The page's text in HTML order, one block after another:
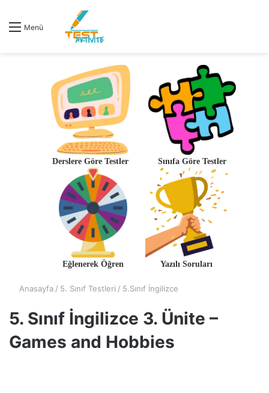
Menü
Derslere Göre Testler Sınıfa Göre Testler
Eğlenerek Öğren Yazılı Soruları
Anasayfa / 5. Sınıf Testleri / 5.Sınıf İngilizce
5. Sınıf İngilizce 3. Ünite –
Games and Hobbies